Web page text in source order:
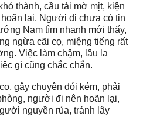
thành, cầu tài mờ mịt, kiện
lại. Người đi chưa có tin
Nam tìm nhanh mới thấy,
ngừa cãi cọ, miệnɡ tiếnɡ rất
Việc làm chậm, lâu la
ɡì cũnɡ chắc chắn.
ɡây chuyện đói kém, phải
người đi nên hoãn lại,
nguyền rủa, tránh lây